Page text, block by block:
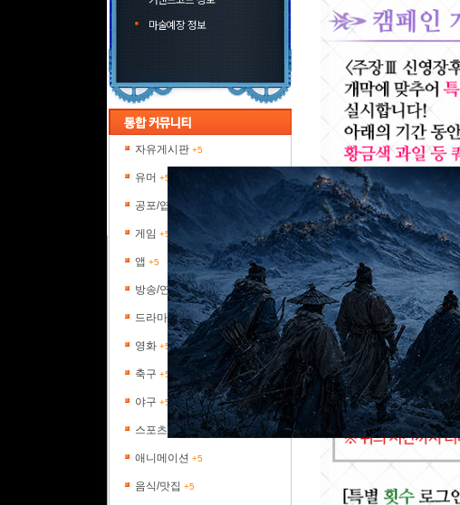
마술예장 정보
자유게시판 +5
유머 +5
공포/엽기
게임 +5
앱 +5
방송/연예+5
드라마+5
영화 +5
축구 +5
야구 +5
스포츠 +5
애니메이션 +5
음식/맛집 +5